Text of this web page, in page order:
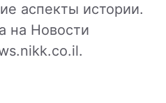
аспекты истории.
на Новости